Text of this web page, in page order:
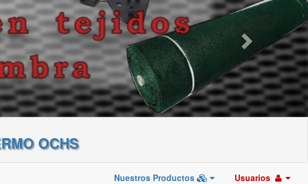
OCHS
Nuestros Productos Usuarios